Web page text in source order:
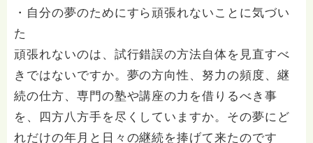
・自分の夢のためにすら頑張れないことに気づい
た
頑張れないのは、試行錯誤の方法自体を見直すべ
きではないですか。夢の方向性、努力の頻度、継
続の仕方、専門の塾や講座の力を借りるべき事
を、四方八方手を尽くしていますか。その夢にど
れだけの年月と日々の継続を捧げて来たのです